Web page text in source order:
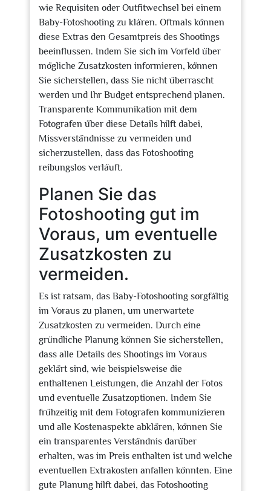
wie Requisiten oder Outfitwechsel bei einem
Baby-Fotoshooting zu klären. Oftmals können
diese Extras den Gesamtpreis des Shootings
beeinflussen. Indem Sie sich im Vorfeld über
mögliche Zusatzkosten informieren, können
Sie sicherstellen, dass Sie nicht überrascht
werden und Ihr Budget entsprechend planen.
Transparente Kommunikation mit dem
Fotografen über diese Details hilft dabei,
Missverständnisse zu vermeiden und
sicherzustellen, dass das Fotoshooting
reibungslos verläuft.
Planen Sie das
Fotoshooting gut im
Voraus, um eventuelle
Zusatzkosten zu
vermeiden.
Es ist ratsam, das Baby-Fotoshooting sorgfältig
im Voraus zu planen, um unerwartete
Zusatzkosten zu vermeiden. Durch eine
gründliche Planung können Sie sicherstellen,
dass alle Details des Shootings im Voraus
geklärt sind, wie beispielsweise die
enthaltenen Leistungen, die Anzahl der Fotos
und eventuelle Zusatzoptionen. Indem Sie
frühzeitig mit dem Fotografen kommunizieren
und alle Kostenaspekte abklären, können Sie
ein transparentes Verständnis darüber
erhalten, was im Preis enthalten ist und welche
eventuellen Extrakosten anfallen könnten. Eine
gute Planung hilft dabei, das Fotoshooting